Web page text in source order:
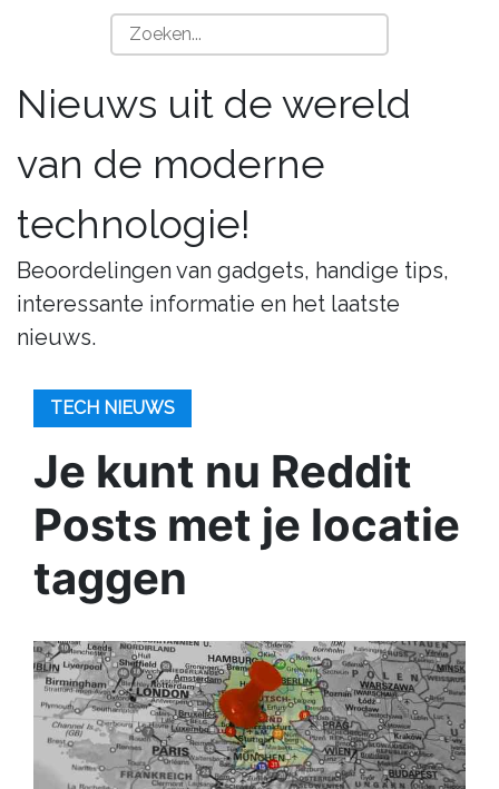
Nieuws uit de wereld
van de moderne
technologie!
Beoordelingen van gadgets, handige tips,
interessante informatie en het laatste
nieuws.
TECH NIEUWS
Je kunt nu Reddit
Posts met je locatie
taggen